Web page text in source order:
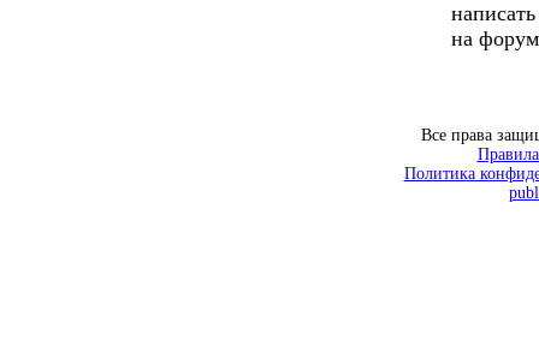
на
Все права
Политика